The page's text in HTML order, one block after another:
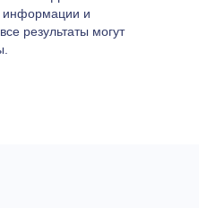
информации и
результаты могут